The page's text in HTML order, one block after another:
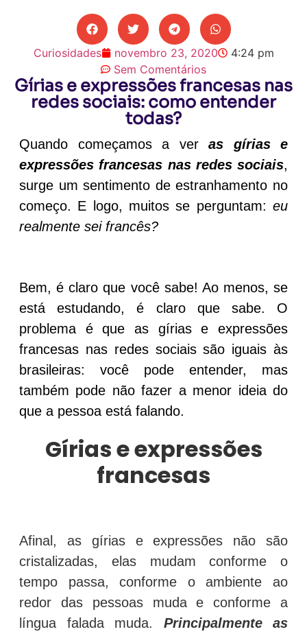
Curiosidades novembro 23, 2020
4:24 pm
Sem Comentários
Gírias e expressões francesas nas
redes sociais: como entender
todas?
Quando começamos a ver as gírias e
expressões francesas nas redes sociais,
surge um sentimento de estranhamento no
começo. E logo, muitos se perguntam: eu
realmente sei francês?
Bem, é claro que você sabe! Ao menos, se
está estudando, é claro que sabe. O
problema é que as gírias e expressões
francesas nas redes sociais são iguais às
brasileiras: você pode entender, mas
também pode não fazer a menor ideia do
que a pessoa está falando.
Gírias e expressões
francesas
Afinal, as gírias e expressões não são
cristalizadas, elas mudam conforme o
tempo passa, conforme o ambiente ao
redor das pessoas muda e conforme a
língua falada muda. Principalmente as